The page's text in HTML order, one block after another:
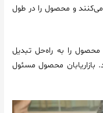
و محصول را در طول
محصول را به راه‌حل تبدیل
بازاریابان محصول مسئول